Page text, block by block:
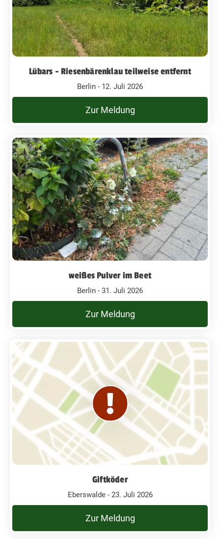
Lübars - Riesenbärenklau teilweise entfernt
Berlin - 12. Juli 2026
Zur Meldung
weißes Pulver im Beet
Berlin - 31. Juli 2026
Zur Meldung
Giftköder
Eberswalde - 23. Juli 2026
Zur Meldung